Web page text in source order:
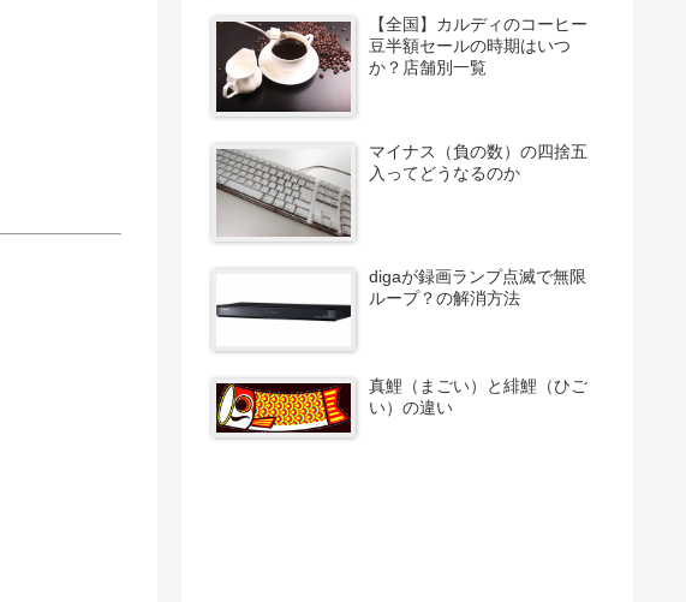
【全国】カルディのコーヒー
豆半額セールの時期はいつ
か？店舗別一覧
マイナス（負の数）の四捨五
入ってどうなるのか
digaが録画ランプ点滅で無限
ループ？の解消方法
真鯉（まごい）と緋鯉（ひご
い）の違い